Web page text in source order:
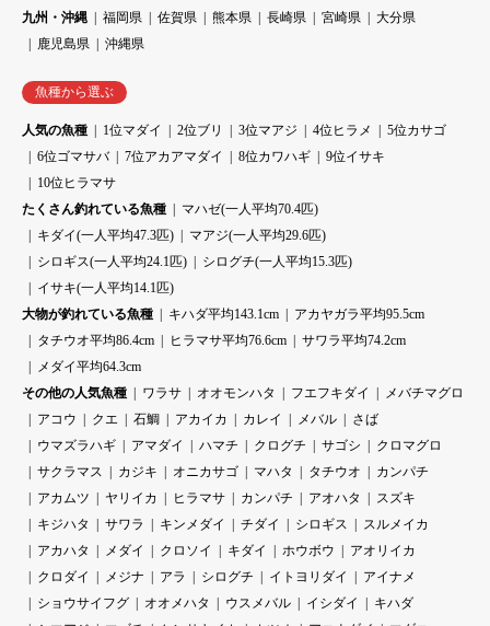
九州・沖縄
福岡県 佐賀県 熊本県 長崎県 宮崎県
大分県
鹿児島県
沖縄県
魚種から選ぶ
人気の魚種 1位マダイ 2位ブリ 3位マアジ 4位ヒラメ
5位カサゴ
6位ゴマサバ
7位アカアマダイ 8位カワハギ
9位イサキ
10位ヒラマサ
たくさん釣れている魚種
マハゼ(一人平均70.4匹)
キダイ(一人平均47.3匹)
マアジ(一人平均29.6匹)
シロギス(一人平均24.1匹)
シログチ(一人平均15.3匹)
イサキ(一人平均14.1匹)
大物が釣れている魚種
キハダ平均143.1cm
アカヤガラ平均95.5cm
タチウオ平均86.4cm
ヒラマサ平均76.6cm
サワラ平均74.2cm
メダイ平均64.3cm
その他の人気魚種
ワラサ オオモンハタ フエフキダイ
メバチマグロ
アコウ
クエ 石鯛 アカイカ カレイ メバル
さば
ウマズラハギ
アマダイ ハマチ クログチ サゴシ
クロマグロ
サクラマス
カジキ オニカサゴ マハタ タチウオ
カンパチ
アカムツ
ヤリイカ ヒラマサ カンパチ アオハタ
スズキ
キジハタ
サワラ キンメダイ チダイ シロギス
スルメイカ
アカハタ
メダイ クロソイ キダイ ホウボウ
アオリイカ
クロダイ
メジナ アラ シログチ イトヨリダイ
アイナメ
ショウサイフグ
オオメハタ ウスメバル イシダイ
キハダ